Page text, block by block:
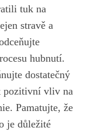
tuk na
stravě a
‌hubnutí.
dostatečný
pozitivní vliv na
Pamatujte, že
je důležité